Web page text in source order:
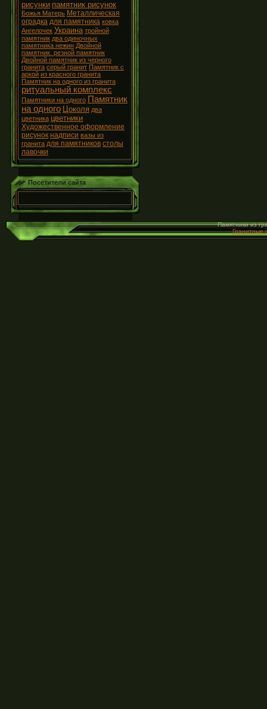
рисунки памятник рисунок
Божья Матерь Металлическая
оградка для памятника ковка
Ангелочек Украина тройной
памятник два одиночных
памятника нежин Двойной
памятник. резной памятник
Двойной памятник из черного
гранита серый гранит Памятник с
аркой из красного гранита
Памятник на одного из гранита
ритуальный комплекс
Памятники на одного Памятник
на одного Цоколя два
цветника цветники
Художественное оформление
рисунок надписи вазы из
гранита для памятников столы
лавочки
Посетители сайта
Памятники из
Гранитные